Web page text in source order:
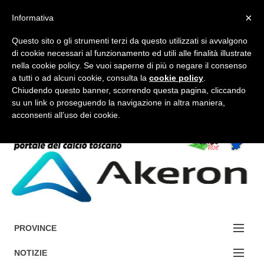
FORUM-ACCEDI
Accedi / Registrati
PROVINCE
EDIZIONE:
NOTIZIE
×
Informativa
Questo sito o gli strumenti terzi da questo utilizzati si avvalgono
di cookie necessari al funzionamento ed utili alle finalità illustrate
nella cookie policy. Se vuoi saperne di più o negare il consenso
a tutti o ad alcuni cookie, consulta la cookie policy
Chiudendo questo banner, scorrendo questa pagina, cliccando
su un link o proseguendo la navigazione in altra maniera,
acconsenti all’uso dei cookie.